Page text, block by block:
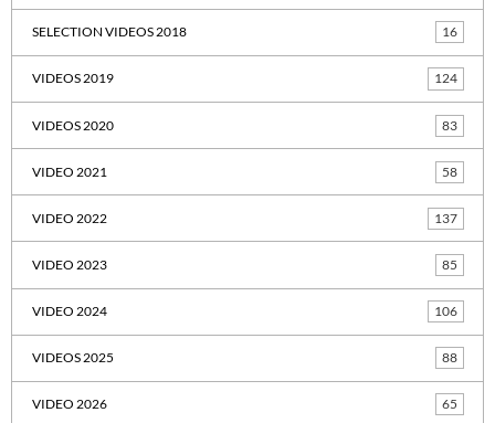
SELECTION VIDEOS 2018 16
VIDEOS 2019 124
VIDEOS 2020 83
VIDEO 2021 58
VIDEO 2022 137
VIDEO 2023 85
VIDEO 2024 106
VIDEOS 2025 88
VIDEO 2026 65